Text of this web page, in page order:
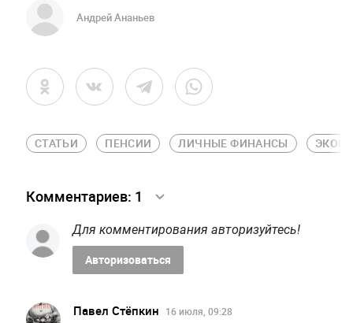
Андрей Ананьев
СТАТЬИ ПЕНСИИ ЛИЧНЫЕ ФИНАНСЫ
Комментариев: 1
Для комментирования авторизуйтесь!
Авторизоваться
Павел Стёпкин 16 июля, 09:28